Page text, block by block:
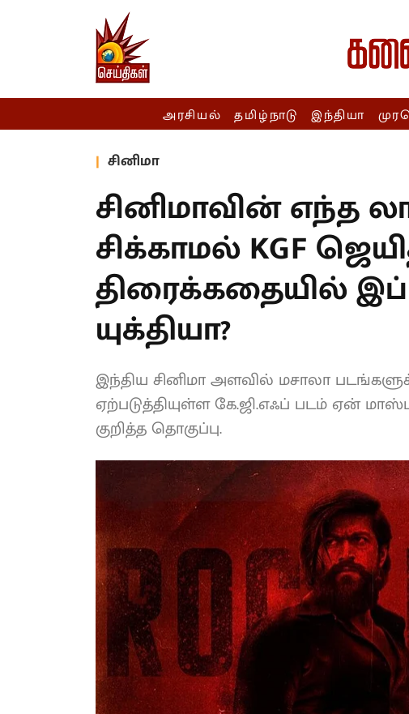
அரசியல் தமிழ்நாடு இந்தியா
சினிமா
சினிமாவின் எந்த
சிக்காமல் KGF
திரைக்கதையில்
யுக்தியா?
இந்திய சினிமா அளவில் மசாலா
ஏற்படுத்தியுள்ள கே.ஜி.எஃப் படம் ஏன்
குறித்த தொகுப்பு.